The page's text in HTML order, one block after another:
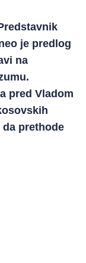
je predlog
na
pred Vladom
prethode